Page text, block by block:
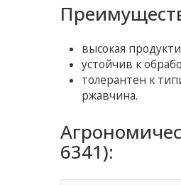
высокая
устойчив к
толерантен к
ржавчина.
6341):